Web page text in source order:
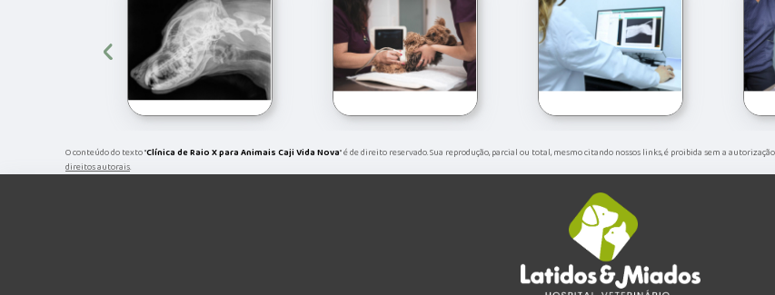
‹
O conteúdo do texto "Clínica de Raio X para Animais Caji Vida Nova" é de direito reservado. Sua reprodução, parcial ou total, mesmo citando nossos links, é proibida sem a
direitos autorais.